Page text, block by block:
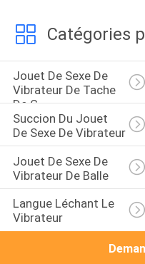
Catégories
Jouet De Sexe De
Vibrateur De Tache
De G
Succion Du Jouet
De Sexe De Vibrateur
Jouet De Sexe De
Vibrateur De Balle
Langue Léchant Le
Vibrateur